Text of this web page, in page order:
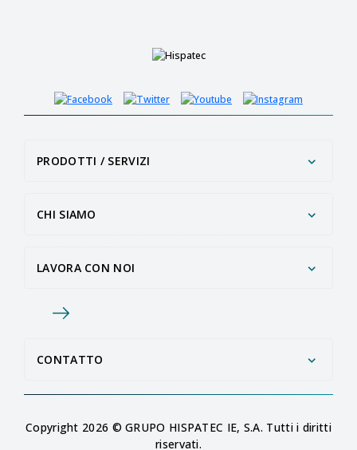
PRODOTTI / SERVIZI
CHI SIAMO
LAVORA CON NOI
CONTATTO
Copyright 2026 © GRUPO HISPATEC IE, S.A. Tutti i diritti
riservati.